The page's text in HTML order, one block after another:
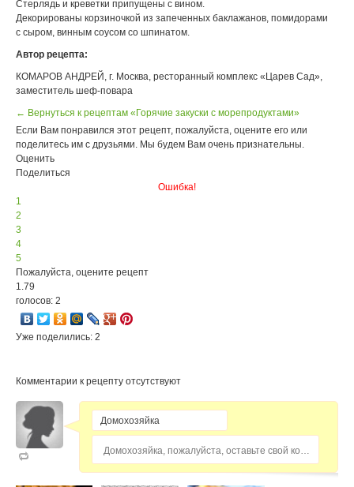
Стерлядь и креветки припущены с вином.
Декорированы корзиночкой из запеченных баклажанов, помидорами
с сыром, винным соусом со шпинатом.
Автор рецепта:
КОМАРОВ АНДРЕЙ, г. Москва, ресторанный комплекс «Царев Сад»,
заместитель шеф-повара
← Вернуться к рецептам «Горячие закуски с морепродуктами»
Если Вам понравился этот рецепт, пожалуйста, оцените его или
поделитесь им с друзьями. Мы будем Вам очень признательны.
Оценить
Поделиться
Ошибка!
1
2
3
4
5
Пожалуйста, оцените рецепт
1.79
голосов: 2
Уже поделились: 2
Комментарии к рецепту отсутствуют
Домохозяйка, пожалуйста, оставьте свой комментарий...